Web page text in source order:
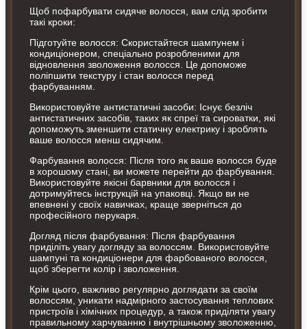
Щоб пофарбувати сидяче волосся, вам слід зробити
такі кроки:
Підготуйте волосся: Скористайтеся шампунем і
кондиціонером, спеціально розробленими для
відновлення зволоження волосся. Це допоможе
поліпшити текстуру і стан волосся перед
фарбуванням.
Використовуйте антистатичні засоби: Існує безліч
антистатичних засобів, таких як спреї та сироватки, які
допоможуть зменшити статичну електрику і зроблять
ваше волосся менш сидячим.
Фарбування волосся: Після того як ваше волосся буде
в хорошому стані, ви можете перейти до фарбування.
Використовуйте якісні барвники для волосся і
дотримуйтесь інструкцій на упаковці. Якщо ви не
впевнені у своїх навичках, краще зверніться до
професійного перукаря.
Догляд після фарбування: Після фарбування
приділіть увагу догляду за волоссям. Використовуйте
шампуні та кондиціонери для фарбованого волосся,
щоб зберегти колір і зволоження.
Крім цього, важливо регулярно доглядати за своїм
волоссям, уникати надмірного застосування теплових
пристроїв і хімічних процедур, а також приділяти увагу
правильному харчуванню і внутрішньому зволоженню,